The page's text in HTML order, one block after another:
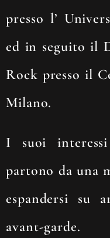
presso l’
ed in seguito il
Rock presso il
Milano.
I suoi
partono da una
espandersi su
avant-garde.